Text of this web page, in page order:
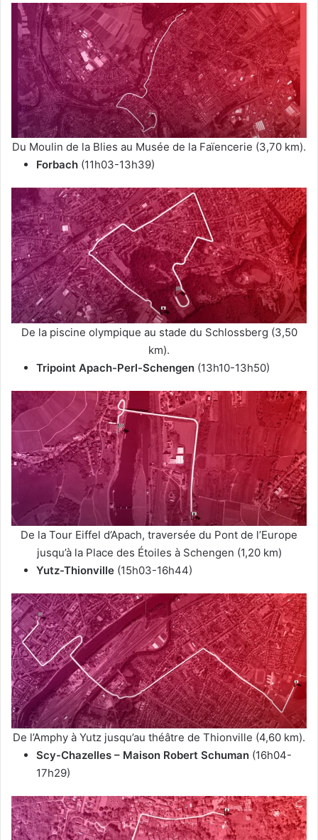
Du Moulin de la Blies au Musée de la Faïencerie (3,70 km).
Forbach (11h03-13h39)
De la piscine olympique au stade du Schlossberg (3,50
km).
Tripoint Apach-Perl-Schengen (13h10-13h50)
De la Tour Eiffel d’Apach, traversée du Pont de l’Europe
jusqu’à la Place des Étoiles à Schengen (1,20 km)
Yutz-Thionville (15h03-16h44)
De l’Amphy à Yutz jusqu’au théâtre de Thionville (4,60 km).
Scy-Chazelles – Maison Robert Schuman (16h04-
17h29)